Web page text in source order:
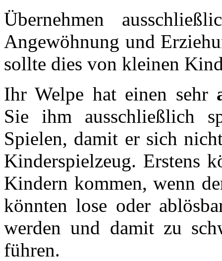
Übernehmen
Angewöhnung und
sollte dies von kleinen
Ihr Welpe hat einen sehr
Sie ihm ausschließlich
Spielen, damit er sich
Kinderspielzeug. Erstens
Kindern kommen, wenn
könnten lose oder
werden und damit zu
führen.